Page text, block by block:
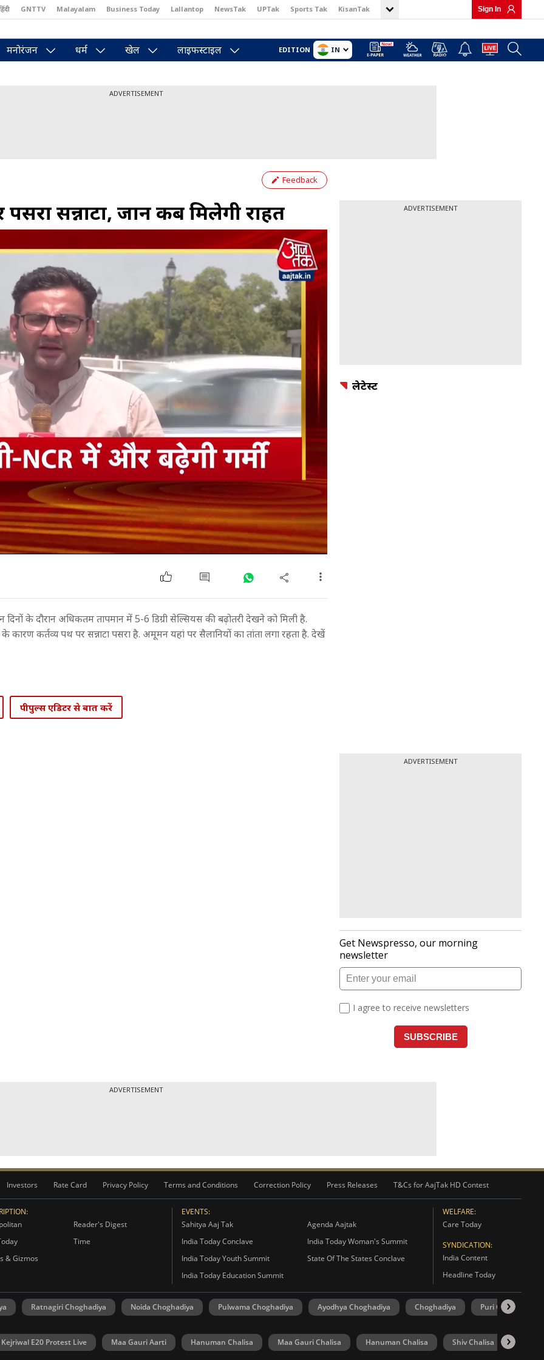
GNTTV Malayalam Business Today Lallantop NewsTak UPTak Sports Tak KisanTak Sign In
मनोरंजन धर्म खेल लाइफस्टाइल EDITION IN
ADVERTISEMENT
Feedback
सन्नाटा, जानें कब मिलेगी राहत
दिनों के दौरान अधिकतम तापमान में 5-6 डिग्री सेल्सियस की बढ़ोतरी देखने को मिली है.
कर्तव्य पथ पर सन्नाटा पसरा है. अमूमन यहां पर सैलानियों का तांता लगा रहता है. देखें
पीपुल्स एडिटर से बात करें
ADVERTISEMENT
लेटेस्ट
ADVERTISEMENT
ADVERTISEMENT
Investors Rate Card Privacy Policy Terms and Conditions Correction Policy Press Releases T&Cs for AajTak HD Contest
Reader's Digest
Time
& Gizmos
EVENTS:
Sahitya Aaj Tak
Agenda Aajtak
India Today Conclave
India Today Woman's Summit
India Today Youth Summit
State Of The States Conclave
India Today Education Summit
WELFARE:
Care Today
SYNDICATION:
India Content
Headline Today
Ratnagiri Choghadiya Noida Choghadiya Pulwama Choghadiya Ayodhya Choghadiya Choghadiya Puri Choghadiya
E20 Protest Live Maa Gauri Aarti Hanuman Chalisa Maa Gauri Chalisa Hanuman Chalisa Shiv Chalisa